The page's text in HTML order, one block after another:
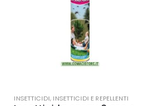
INSETTICIDI, INSETTICIDI E REPELLENTI